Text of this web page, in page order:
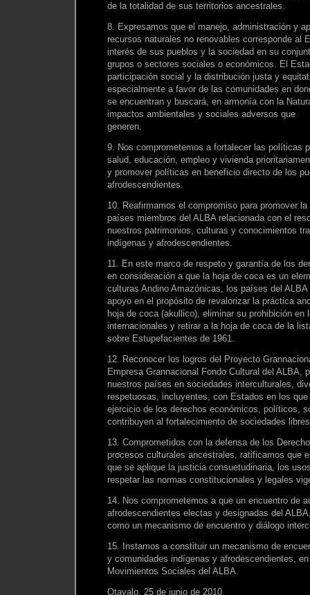
de la totalidad de sus territorios ancestrales.
8. Expresamos que el manejo, administración y
recursos naturales no renovables corresponde al
interés de sus pueblos y la sociedad en su
grupos o sectores sociales o económicos. El
participación social y la distribución justa y
especialmente a favor de las comunidades en
se encuentran y buscará, en armonía con la
impactos ambientales y sociales adversos que
generen.
9. Nos comprometemos a fortalecer las políticas
salud, educación, empleo y vivienda
y promover políticas en beneficio directo de los
afrodescendientes.
10. Reafirmamos el compromiso para promover
países miembros del ALBA relacionada con el
nuestros patrimonios, culturas y conocimientos
indígenas y afrodescendientes.
11. En este marco de respeto y garantía de los
en consideración a que la hoja de coca es un
culturas Andino Amazónicas, los países del
apoyo en el propósito de revalorizar la práctica
hoja de coca (akullico), eliminar su prohibición en
internacionales y retirar a la hoja de coca de la
sobre Estupefacientes de 1961.
12. Reconocer los logros del Proyecto
Empresa Grannacional Fondo Cultural del ALBA,
nuestros países en sociedades interculturales,
respetuosas, incluyentes, con Estados en los
ejercicio de los derechos económicos, políticos,
contribuyen al fortalecimiento de sociedades
13. Comprometidos con la defensa de los
procesos culturales ancestrales, ratificamos que
que se aplique la justicia consuetudinaria, los
respetar las normas constitucionales y legales
14. Nos comprometemos a que un encuentro de
afrodescendientes electas y designadas del
como un mecanismo de encuentro y diálogo
15. Instamos a constituir un mecanismo de
y comunidades indígenas y afrodescendientes,
Movimientos Sociales del ALBA.
Otavalo, 25 de junio de 2010